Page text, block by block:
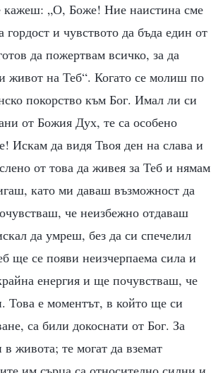
кажеш: „О, Боже! Ние наистина сме
и чувството да бъда един от
да пожертвам всичко, за да
живот на Теб“. Когато се молиш по
покорство към Бог. Имал ли си
от Божия Дух, те са особено
Искам да видя Твоя ден на слава и
от това да живея за Теб и нямам
като ми даваш възможност да
че неизбежно отдаваш
да умреш, без да си спечелил
ще се появи неизчерпаема сила и
енергия и ще почувстваш, че
Това е моментът, в който ще си
са били докоснати от Бог. За
живота; те могат да вземат